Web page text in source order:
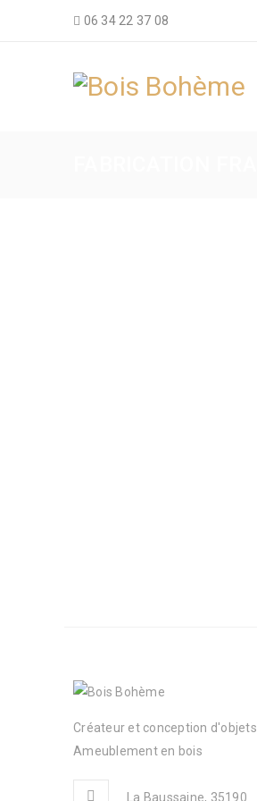
06 34 22 37 08
Créateur et conception d'objets
Ameublement en bois
La Baussaine, 35190